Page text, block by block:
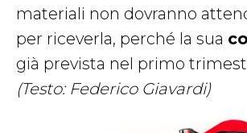
materiali non dovranno
per riceverla, perché la sua
già prevista nel primo
(Testo: Federico Giavardi)